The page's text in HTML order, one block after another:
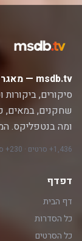
msdb.tv — מאגר הסדרות והסרטים המוביל בעברית.
סיקורים,
שחקנים, במאים,
ומה בנטפליקס.
1,436+ סרטים · 230+ סדרות · 12,000+ פרקים
דפדף
דף הבית
כל הסדרות
כל הסרטים